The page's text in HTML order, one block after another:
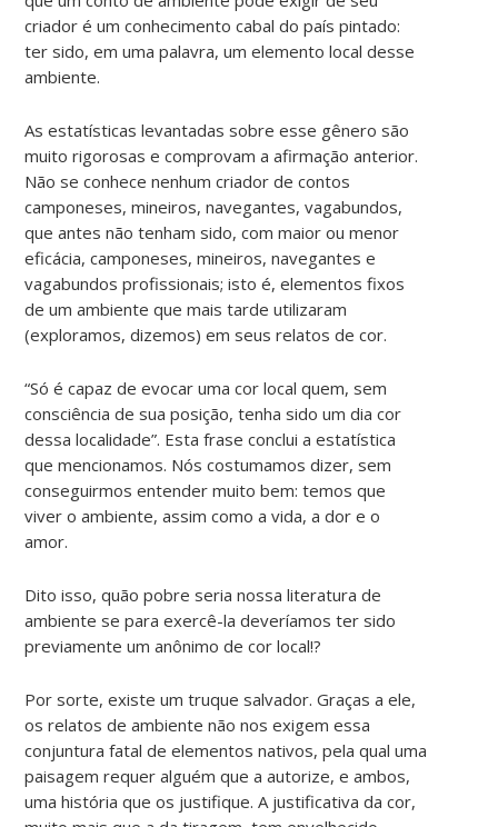
criador é um conhecimento cabal do país pintado:
ter sido, em uma palavra, um elemento local desse
ambiente.
As estatísticas levantadas sobre esse gênero são
muito rigorosas e comprovam a afirmação anterior.
Não se conhece nenhum criador de contos
camponeses, mineiros, navegantes, vagabundos,
que antes não tenham sido, com maior ou menor
eficácia, camponeses, mineiros, navegantes e
vagabundos profissionais; isto é, elementos fixos
de um ambiente que mais tarde utilizaram
(exploramos, dizemos) em seus relatos de cor.
“Só é capaz de evocar uma cor local quem, sem
consciência de sua posição, tenha sido um dia cor
dessa localidade”. Esta frase conclui a estatística
que mencionamos. Nós costumamos dizer, sem
conseguirmos entender muito bem: temos que
viver o ambiente, assim como a vida, a dor e o
amor.
Dito isso, quão pobre seria nossa literatura de
ambiente se para exercê-la deveríamos ter sido
previamente um anônimo de cor local!?
Por sorte, existe um truque salvador. Graças a ele,
os relatos de ambiente não nos exigem essa
conjuntura fatal de elementos nativos, pela qual uma
paisagem requer alguém que a autorize, e ambos,
uma história que os justifique. A justificativa da cor,